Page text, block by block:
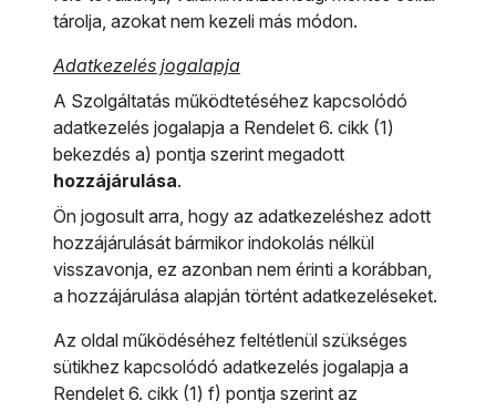
tárolja, azokat nem kezeli más módon.
Adatkezelés jogalapja
A Szolgáltatás működtetéséhez kapcsolódó
adatkezelés jogalapja a Rendelet 6. cikk (1)
bekezdés a) pontja szerint megadott
hozzájárulása.
Ön jogosult arra, hogy az adatkezeléshez adott
hozzájárulását bármikor indokolás nélkül
visszavonja, ez azonban nem érinti a korábban,
a hozzájárulása alapján történt adatkezeléseket.
Az oldal működéséhez feltétlenül szükséges
sütikhez kapcsolódó adatkezelés jogalapja a
Rendelet 6. cikk (1) f) pontja szerint az